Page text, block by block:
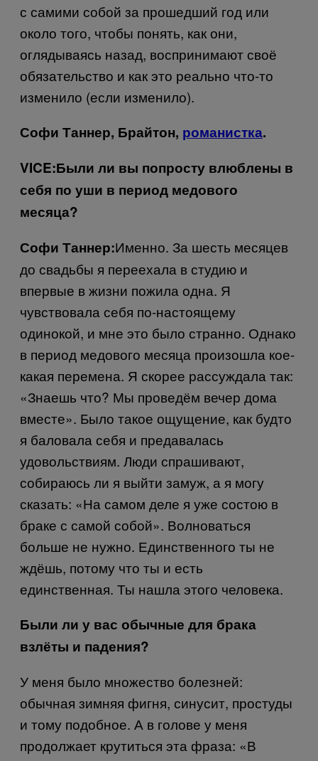
с самими собой за прошедший год или
около того, чтобы понять, как они,
оглядываясь назад, воспринимают своё
обязательство и как это реально что-то
изменило (если изменило).
Софи Таннер, Брайтон, романистка.
VICE:Были ли вы попросту влюблены в
себя по уши в период медового
месяца?
Софи Таннер:Именно. За шесть месяцев
до свадьбы я переехала в студию и
впервые в жизни пожила одна. Я
чувствовала себя по-настоящему
одинокой, и мне это было странно. Однако
в период медового месяца произошла кое-
какая перемена. Я скорее рассуждала так:
«Знаешь что? Мы проведём вечер дома
вместе». Было такое ощущение, как будто
я баловала себя и предавалась
удовольствиям. Люди спрашивают,
собираюсь ли я выйти замуж, а я могу
сказать: «На самом деле я уже состою в
браке с самой собой». Волноваться
больше не нужно. Единственного ты не
ждёшь, потому что ты и есть
единственная. Ты нашла этого человека.
Были ли у вас обычные для брака
взлёты и падения?
У меня было множество болезней:
обычная зимняя фигня, синусит, простуды
и тому подобное. А в голове у меня
продолжает крутиться эта фраза: «В